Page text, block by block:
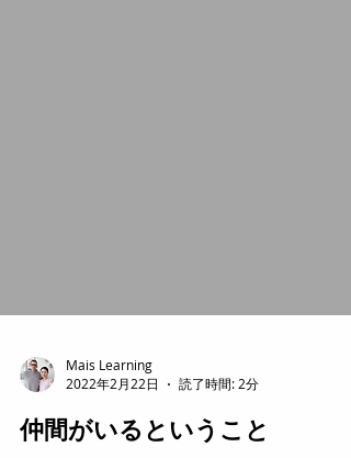
Mais Learning
2022年2月22日
読了時間: 2分